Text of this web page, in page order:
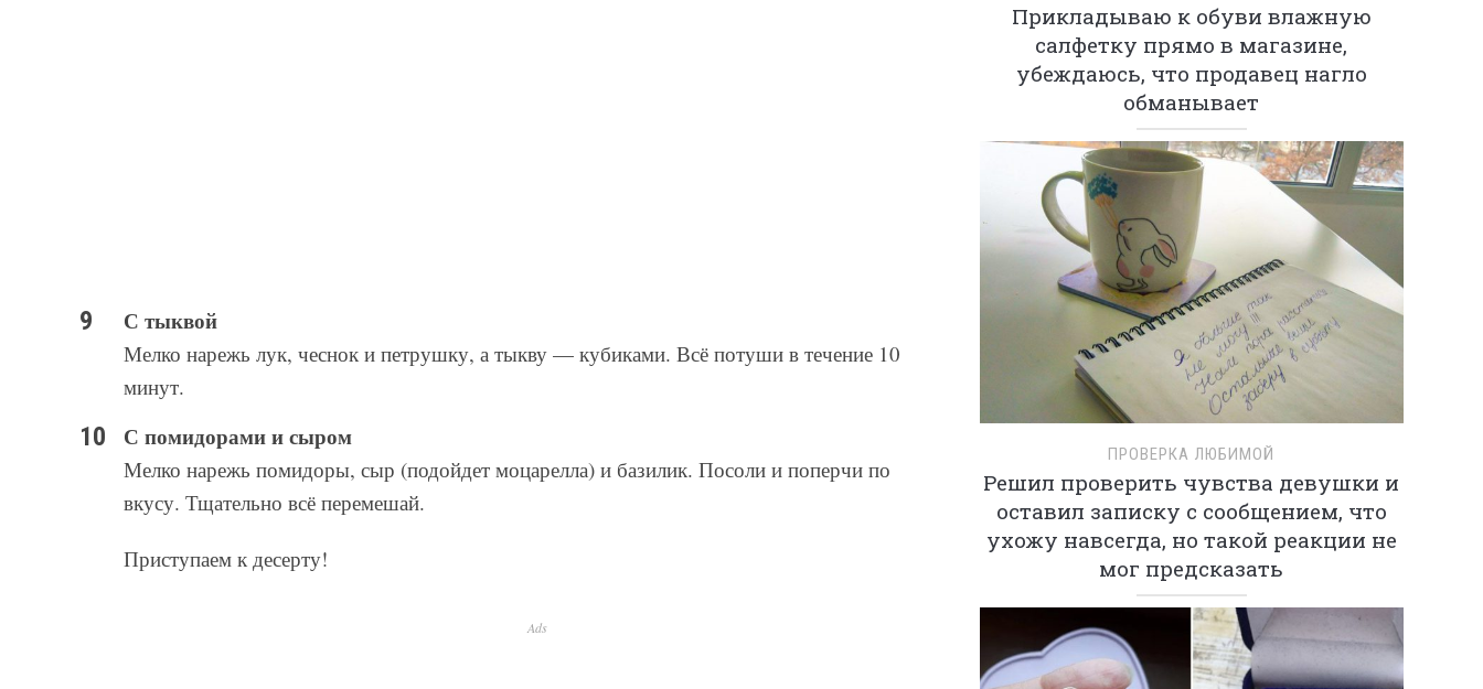
С тыквой
Мелко нарежь лук, чеснок и петрушку, а тыкву — кубиками. Всё потуши в течение 10
минут.
С помидорами и сыром
Мелко нарежь помидоры, сыр (подойдет моцарелла) и базилик. Посоли и поперчи по
вкусу. Тщательно всё перемешай.
Приступаем к десерту!
Ads
Прикладываю к обуви влажную
салфетку прямо в магазине,
убеждаюсь, что продавец нагло
обманывает
ПРОВЕРКА ЛЮБИМОЙ
Решил проверить чувства девушки и
оставил записку с сообщением, что
ухожу навсегда, но такой реакции не
мог предсказать